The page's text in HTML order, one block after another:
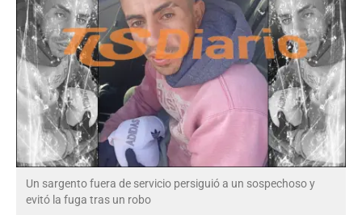
Un sargento fuera de servicio persiguió a un sospechoso y
evitó la fuga tras un robo